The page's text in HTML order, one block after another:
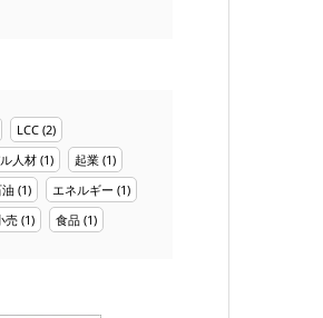
LCC (2)
人材 (1) 起業 (1)
(1) エネルギー (1)
売 (1) 食品 (1)